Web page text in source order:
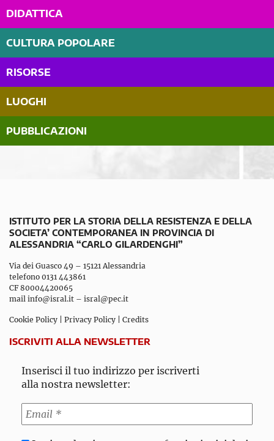
DIDATTICA
CULTURA POPOLARE
RISORSE
LUOGHI
PUBBLICAZIONI
ISTITUTO PER LA STORIA DELLA RESISTENZA E DELLA
SOCIETA’ CONTEMPORANEA IN PROVINCIA DI
ALESSANDRIA “CARLO GILARDENGHI”
Via dei Guasco 49 – 15121 Alessandria
telefono 0131 443861
CF 80004420065
mail info@isral.it – isral@pec.it
Cookie Policy Privacy Policy Credits
ISCRIVITI ALLA NEWSLETTER
Inserisci il tuo indirizzo per iscriverti
alla nostra newsletter: